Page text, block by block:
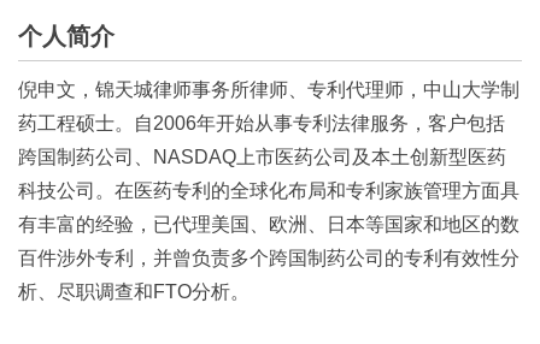
个人简介
倪申文，锦天城律师事务所律师、专利代理师，中山大学制
药工程硕士。自2006年开始从事专利法律服务，客户包括
跨国制药公司、NASDAQ上市医药公司及本土创新型医药
科技公司。在医药专利的全球化布局和专利家族管理方面具
有丰富的经验，已代理美国、欧洲、日本等国家和地区的数
百件涉外专利，并曾负责多个跨国制药公司的专利有效性分
析、尽职调查和FTO分析。